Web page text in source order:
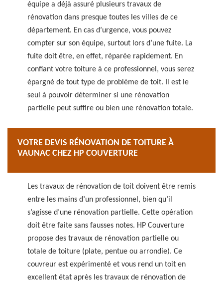
équipe a déjà assuré plusieurs travaux de
rénovation dans presque toutes les villes de ce
département. En cas d’urgence, vous pouvez
compter sur son équipe, surtout lors d’une fuite. La
fuite doit être, en effet, réparée rapidement. En
confiant votre toiture à ce professionnel, vous serez
épargné de tout type de problème de toit. Il est le
seul à pouvoir déterminer si une rénovation
partielle peut suffire ou bien une rénovation totale.
VOTRE DEVIS RÉNOVATION DE TOITURE À
VAUNAC CHEZ HP COUVERTURE
Les travaux de rénovation de toit doivent être remis
entre les mains d’un professionnel, bien qu’il
s’agisse d’une rénovation partielle. Cette opération
doit être faite sans fausses notes. HP Couverture
propose des travaux de rénovation partielle ou
totale de toiture (plate, pentue ou arrondie). Ce
couvreur est expérimenté et vous rend un toit en
excellent état après les travaux de rénovation de